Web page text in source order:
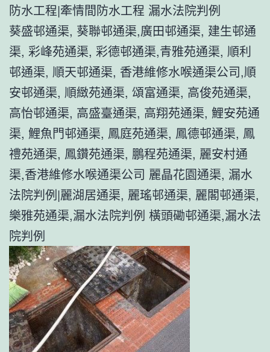
防水工程|牽情間防水工程 漏水法院判例
葵盛邨通渠, 葵聯邨通渠,廣田邨通渠, 建生邨通
渠, 彩峰苑通渠, 彩德邨通渠,青雅苑通渠, 順利
邨通渠, 順天邨通渠, 香港維修水喉通渠公司,順
安邨通渠, 順緻苑通渠, 頌富通渠, 高俊苑通渠,
高怡邨通渠, 高盛臺通渠, 高翔苑通渠, 鯉安苑通
渠, 鯉魚門邨通渠, 鳳庭苑通渠, 鳳德邨通渠, 鳳
禮苑通渠, 鳳鑽苑通渠, 鵬程苑通渠, 麗安村通
渠,香港維修水喉通渠公司 麗晶花園通渠, 漏水
法院判例|麗湖居通渠, 麗瑤邨通渠, 麗閣邨通渠,
樂雅苑通渠,漏水法院判例 橫頭磡邨通渠,漏水法
院判例